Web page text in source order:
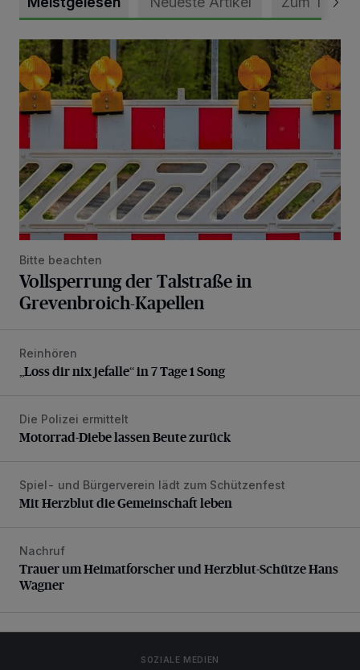
Vollsperrung der Talstraße in Grevenbroich-Kapellen
Bitte beachten
Vollsperrung der Talstraße in
Grevenbroich-Kapellen
„Loss dir nix jefalle“ in 7 Tage 1 Song
Reinhören
„Loss dir nix jefalle“ in 7 Tage 1 Song
Motorrad-Diebe lassen Beute zurück
Die Polizei ermittelt
Motorrad-Diebe lassen Beute zurück
Mit Herzblut die Gemeinschaft leben
Spiel- und Bürgerverein lädt zum Schützenfest
Mit Herzblut die Gemeinschaft leben
Trauer um Heimatforscher und Herzblut-Schütze Hans
Nachruf
Trauer um Heimatforscher und Herzblut-Schütze Hans
Wagner
SOZIALE MEDIEN